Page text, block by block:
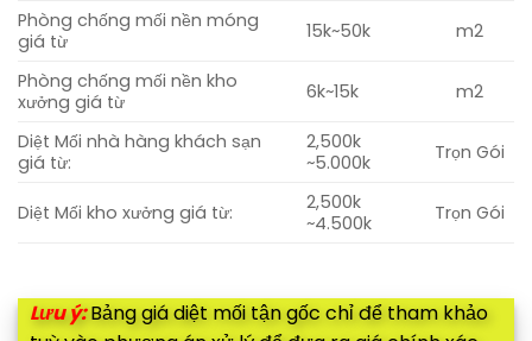
Phòng chống mối nền móng
giá từ
15k~50k m2
Phòng chống mối nền kho
xưởng giá từ
6k~15k m2
Diệt Mối nhà hàng khách sạn
giá từ:
2,500k
~5.000k
Trọn Gói
Diệt Mối kho xưởng giá từ:
2,500k
~4.500k
Trọn Gói
Lưu ý:Bảng giá diệt mối tận gốc chỉ để tham khảo